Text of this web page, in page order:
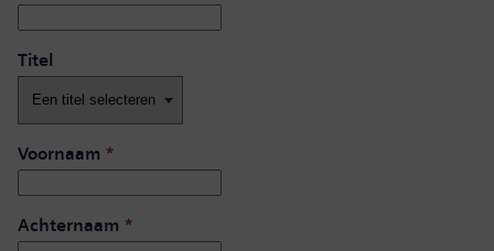
Titel
Voornaam *
Achternaam *